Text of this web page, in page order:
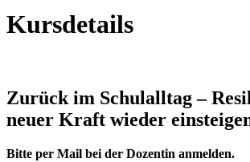
Kursdetails
Zurück im Schulalltag –
neuer Kraft wieder
Bitte per Mail bei der Dozentin anmelden.